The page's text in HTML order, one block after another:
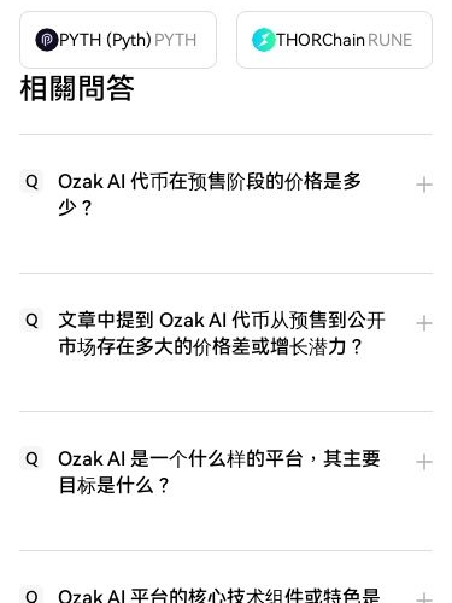
PYTH (Pyth) PYTH THORChain RUNE
相關問答
Q
Ozak AI 代币在预售阶段的价格是多
少？
Q
文章中提到 Ozak AI 代币从预售到公开
市场存在多大的价格差或增长潜力？
Q
Ozak AI 是一个什么样的平台，其主要
目标是什么？
Q Ozak AI 平台的核心技术组件或特色是